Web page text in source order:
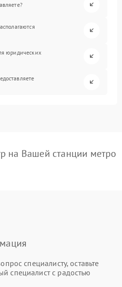
юридических
на Вашей станции метро
специалисту, оставьте
специалист с радостью